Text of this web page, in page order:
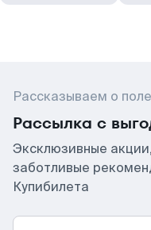
Рассказываем о
Рассылка с
Эксклюзивные
заботливые
Купибилета